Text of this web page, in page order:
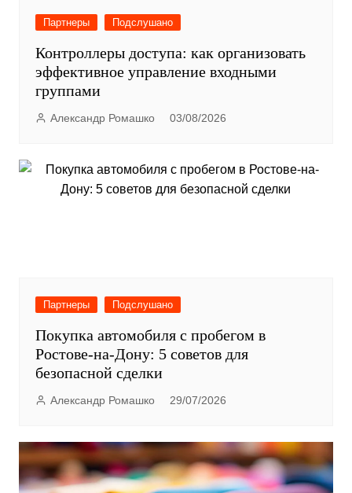
Партнеры Подслушано
Контроллеры доступа: как организовать
эффективное управление входными
группами
Александр Ромашко 03/08/2026
Партнеры Подслушано
Покупка автомобиля с пробегом в
Ростове-на-Дону: 5 советов для
безопасной сделки
Александр Ромашко 29/07/2026